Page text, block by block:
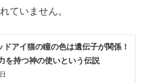
ていません。
ドアイ猫の瞳の色は遺伝子が関係！
を持つ神の使いという伝説